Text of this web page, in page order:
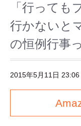
「行っても
行かないと
の恒例行事
2015年5月11日 23:06